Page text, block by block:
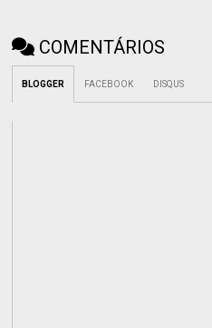
COMENTÁRIOS
BLOGGER FACEBOOK DISQUS